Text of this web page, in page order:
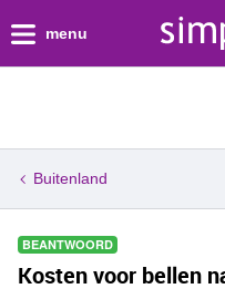
menu
Buitenland
BEANTWOORD
Kosten voor bellen